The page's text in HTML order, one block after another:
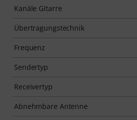
Kanäle Gitarre
Übertragungstechnik
Frequenz
Sendertyp
Receivertyp
Abnehmbare Antenne